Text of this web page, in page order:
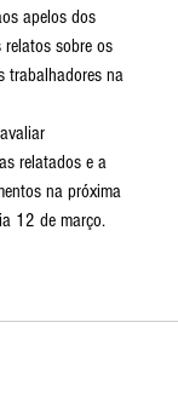
apelos dos
sobre os
trabalhadores na
relatados e a
na próxima
12 de março.